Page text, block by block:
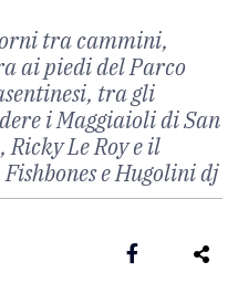
tra cammini,
ai piedi del Parco
tra gli
i Maggiaioli di San
Le Roy e il
e Hugolini dj